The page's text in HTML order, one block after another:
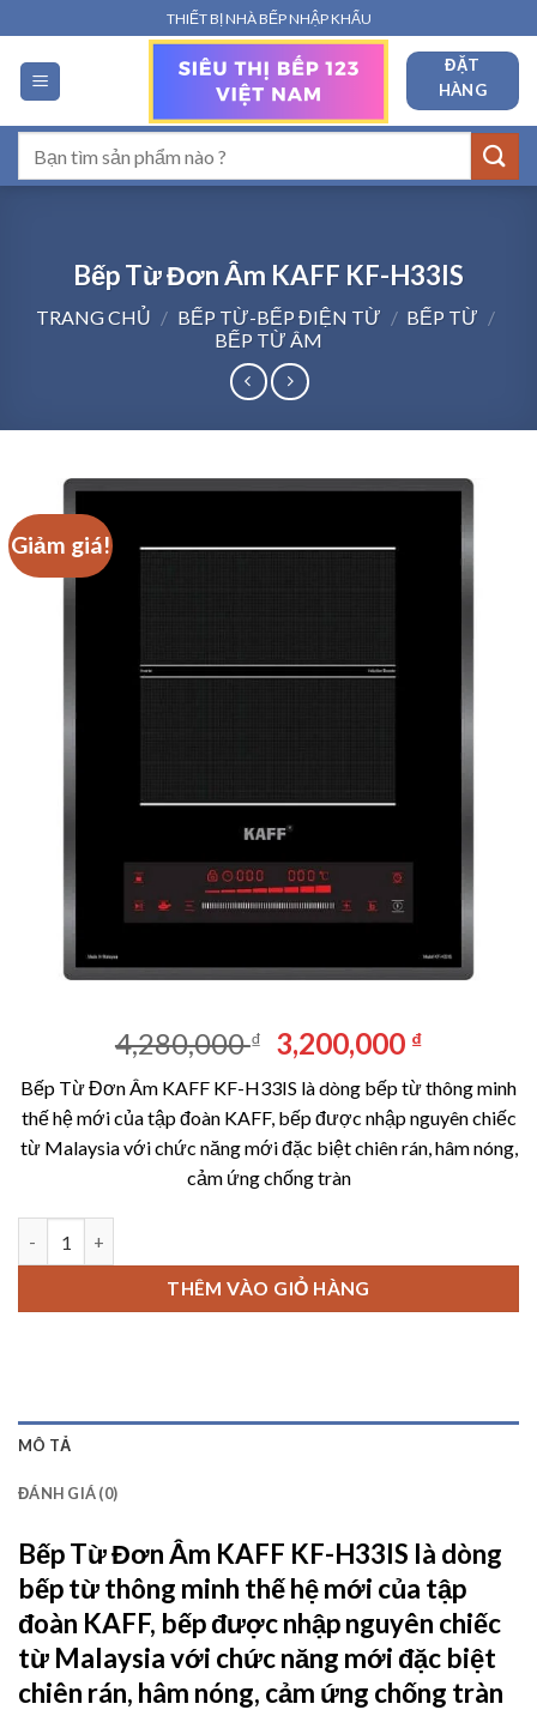
qua
nội
dung
THIẾT BỊ NHÀ BẾP NHẬP KHẨU
ĐẶT
HÀNG
kiếm:
Bếp Từ Đơn Âm KAFF KF-H33IS
TRANG CHỦ / BẾP TỪ-BẾP ĐIỆN TỪ / BẾP TỪ /
BẾP TỪ ÂM
Giảm giá!
4,280,000₫
Giá
gốc
là:
4,280,000 ₫.
3,200,000 ₫Giá
tại
là:
Bếp Từ Đơn Âm KAFF KF-H33IS là dòng bếp từ thông minh
thế hệ mới của tập đoàn KAFF, bếp được nhập nguyên chiếc
từ Malaysia với chức năng mới đặc biệt chiên rán, hâm nóng,
cảm ứng chống tràn
THÊM VÀO GIỎ HÀNG
MÔ TẢ
ĐÁNH GIÁ (0)
Bếp Từ Đơn Âm KAFF KF-H33IS là dòng
bếp từ thông minh thế hệ mới của tập
đoàn KAFF, bếp được nhập nguyên chiếc
từ Malaysia với chức năng mới đặc biệt
chiên rán, hâm nóng, cảm ứng chống tràn